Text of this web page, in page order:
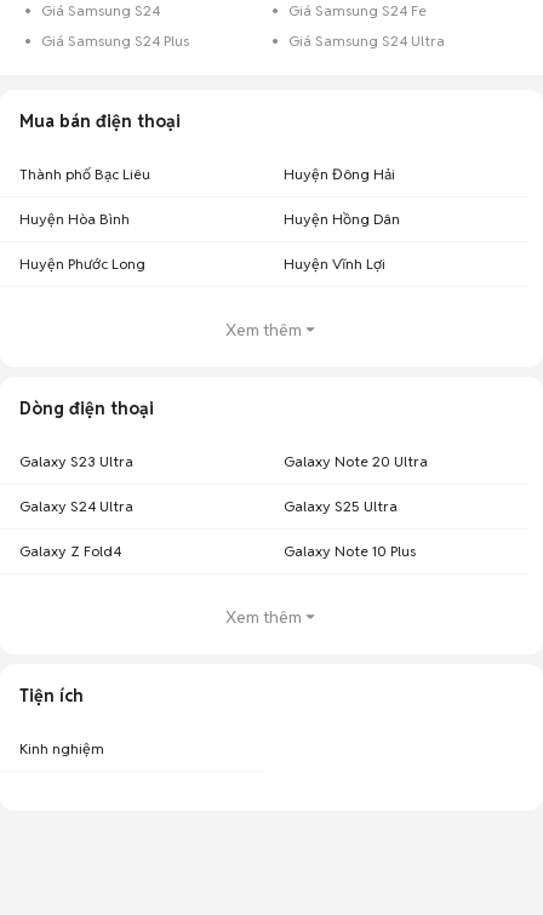
Giá Samsung S24
Giá Samsung S24 Fe
Giá Samsung S24 Plus
Giá Samsung S24 Ultra
Mua bán điện thoại
Thành phố Bạc Liêu Huyện Đông Hải
Huyện Hòa Bình Huyện Hồng Dân
Huyện Phước Long Huyện Vĩnh Lợi
Xem thêm
Dòng điện thoại
Galaxy S23 Ultra Galaxy Note 20 Ultra
Galaxy S24 Ultra Galaxy S25 Ultra
Galaxy Z Fold4 Galaxy Note 10 Plus
Xem thêm
Tiện ích
Kinh nghiệm